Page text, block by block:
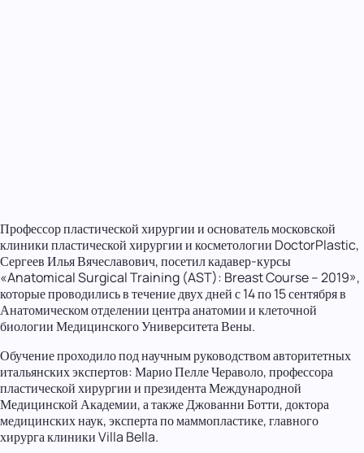
Профессор пластической хирургии и основатель московской
клиники пластической хирургии и косметологии DoctorPlastic,
Сергеев Илья Вячеславович, посетил кадавер-курсы
«Anatomical Surgical Training (AST): Breast Course – 2019»,
которые проводились в течение двух дней с 14 по 15 сентября в
Анатомическом отделении центра анатомии и клеточной
биологии Медицинского Университета Вены.
Обучение проходило под научным руководством авторитетных
итальянских экспертов: Марио Пелле Чераволо, профессора
пластической хирургии и президента Международной
Медицинской Академии, а также Джованни Ботти, доктора
медицинских наук, эксперта по маммопластике, главного
хирурга клиники Villa Bella.